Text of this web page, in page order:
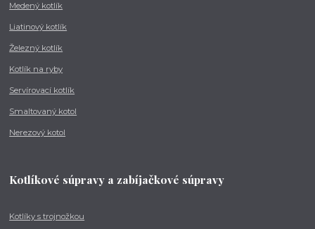
Medený kotlík
Liatinový kotlík
Železný kotlík
Kotlík na ryby
Servírovací kotlík
Smaltovaný kotol
Nerezový kotol
Kotlíkové súpravy a zabíjačkové súpravy
Kotlíky s trojnožkou